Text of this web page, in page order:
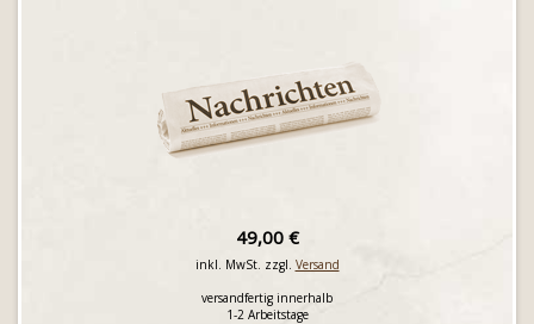
49,00 €
inkl. MwSt. zzgl. Versand
versandfertig innerhalb
1-2 Arbeitstage